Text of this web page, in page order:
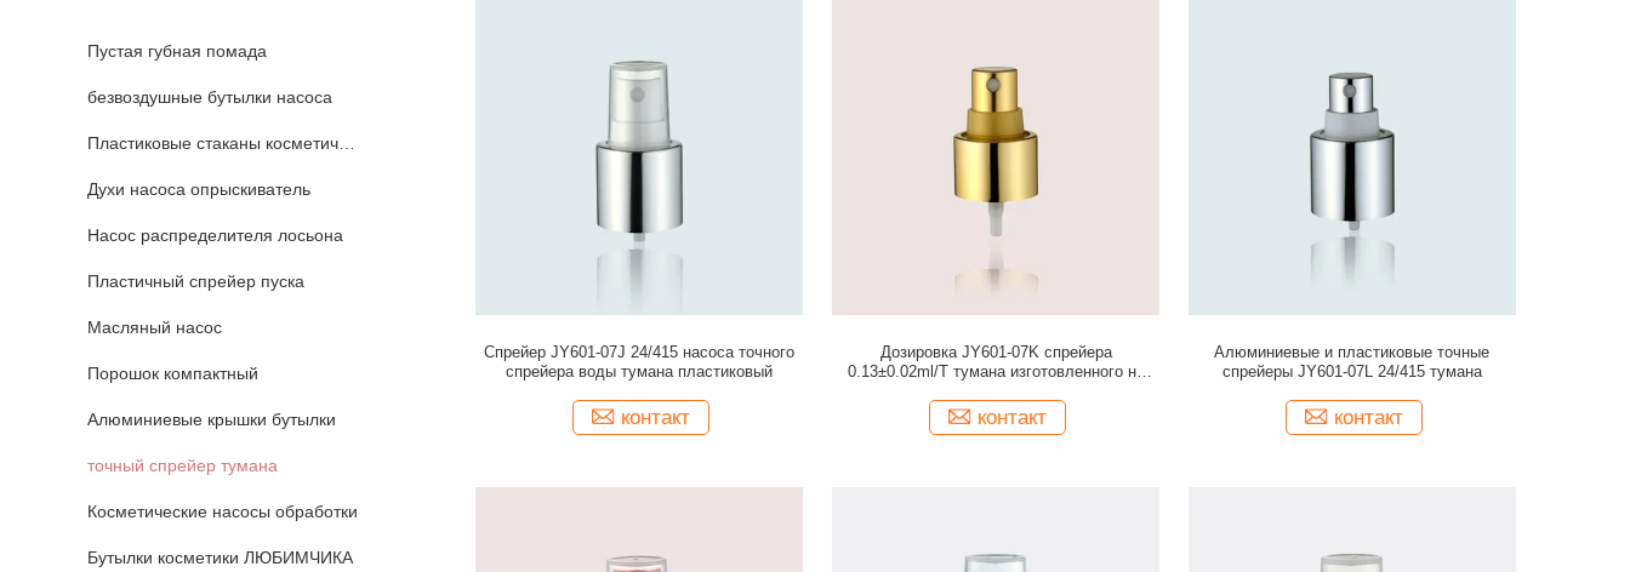
Пустая губная помада
безвоздушные бутылки насоса
Пластиковые стаканы косметических
Духи насоса опрыскиватель
Насос распределителя лосьона
Пластичный спрейер пуска
Масляный насос
Порошок компактный
Алюминиевые крышки бутылки
точный спрейер тумана
Косметические насосы обработки
Бутылки косметики ЛЮБИМЧИКА
Спрейер JY601-07J 24/415 насоса точного
спрейера воды тумана пластиковый
контакт
Дозировка JY601-07K спрейера
0.13±0.02ml/T тумана изготовленного на
контакт
Алюминиевые и пластиковые точные
спрейеры JY601-07L 24/415 тумана
контакт